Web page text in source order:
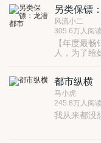
与前女友分
市享受着悠
案，被卷入
了两家濒
大门……
另类保镖
风流小二
305.6万人阅
【年度最
人，为了给
的一条不平
都市纵横
马小虎
245.8万人阅
我从来都没